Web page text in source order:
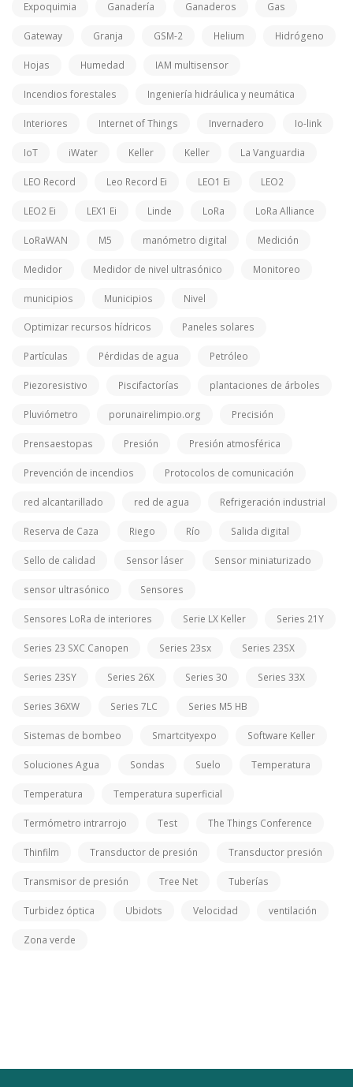
Expoquimia Ganadería Ganaderos Gas
Gateway Granja GSM-2 Helium Hidrógeno
Hojas Humedad IAM multisensor
Incendios forestales Ingeniería hidráulica y neumática
Interiores Internet of Things Invernadero Io-link
IoT iWater Keller Keller La Vanguardia
LEO Record Leo Record Ei LEO1 Ei LEO2
LEO2 Ei LEX1 Ei Linde LoRa LoRa Alliance
LoRaWAN M5 manómetro digital Medición
Medidor Medidor de nivel ultrasónico Monitoreo
municipios Municipios Nivel
Optimizar recursos hídricos Paneles solares
Partículas Pérdidas de agua Petróleo
Piezoresistivo Piscifactorías plantaciones de árboles
Pluviómetro porunairelimpio.org Precisión
Prensaestopas Presión Presión atmosférica
Prevención de incendios Protocolos de comunicación
red alcantarillado red de agua Refrigeración industrial
Reserva de Caza Riego Río Salida digital
Sello de calidad Sensor láser Sensor miniaturizado
sensor ultrasónico Sensores
Sensores LoRa de interiores Serie LX Keller Series 21Y
Series 23 SXC Canopen Series 23sx Series 23SX
Series 23SY Series 26X Series 30 Series 33X
Series 36XW Series 7LC Series M5 HB
Sistemas de bombeo Smartcityexpo Software Keller
Soluciones Agua Sondas Suelo Temperatura
Temperatura Temperatura superficial
Termómetro intrarrojo Test The Things Conference
Thinfilm Transductor de presión Transductor presión
Transmisor de presión Tree Net Tuberías
Turbidez óptica Ubidots Velocidad ventilación
Zona verde